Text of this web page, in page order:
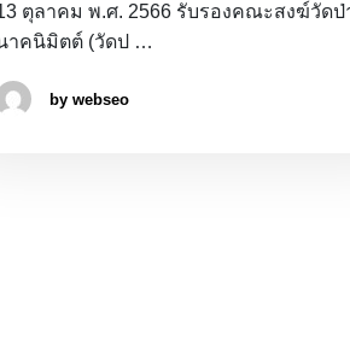
ตุลาคม พ.ศ. 2566 รับรองคณะสงฆ์วัดป่
าคนิมิตต์ (วัดป …
by webseo